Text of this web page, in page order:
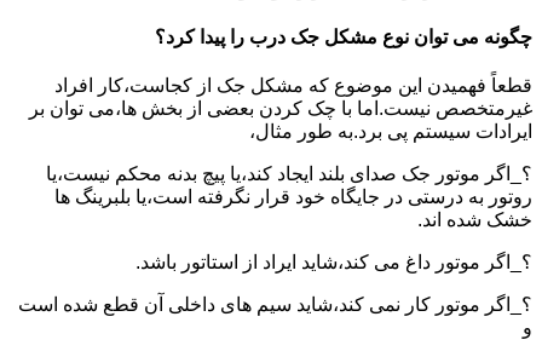
چگونه می توان نوع مشکل جک درب را پیدا کرد؟
قطعاً فهمیدن این موضوع که مشکل جک از کجاست،کار افراد
غیرمتخصص نیست.اما با چک کردن بعضی از بخش ها،می توان بر
ایرادات سیستم پی برد.به طور مثال،
؟_اگر موتور جک صدای بلند ایجاد کند،یا پیچ بدنه محکم نیست،یا
روتور به درستی در جایگاه خود قرار نگرفته است،یا بلبرینگ ها
خشک شده اند.
؟_اگر موتور داغ می کند،شاید ایراد از استاتور باشد.
؟_اگر موتور کار نمی کند،شاید سیم های داخلی آن قطع شده است
و